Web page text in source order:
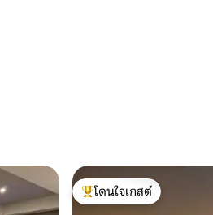
โดนใจเกสต์ที่สุด
โดนใจเกสต์